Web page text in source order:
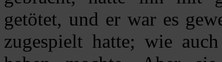
getötet, und er war es
zugespielt hatte; wie